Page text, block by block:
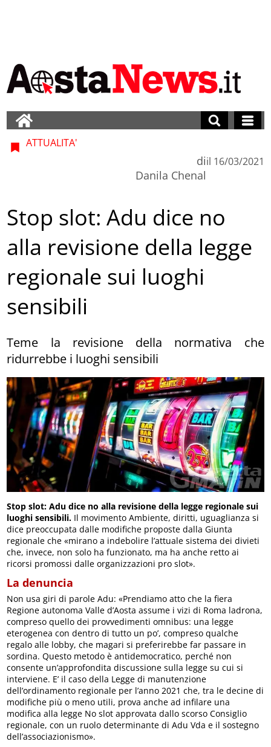
ATTUALITA'
di
Danila Chenal
il 16/03/2021
Stop slot: Adu dice no
alla revisione della legge
regionale sui luoghi
sensibili
Teme la revisione della normativa che
ridurrebbe i luoghi sensibili
Stop slot: Adu dice no alla revisione della legge regionale sui
luoghi sensibili. Il movimento Ambiente, diritti, uguaglianza si
dice preoccupata dalle modifiche proposte dalla Giunta
regionale che «mirano a indebolire l’attuale sistema dei divieti
che, invece, non solo ha funzionato, ma ha anche retto ai
ricorsi promossi dalle organizzazioni pro slot».
La denuncia
Non usa giri di parole Adu: «Prendiamo atto che la fiera
Regione autonoma Valle d’Aosta assume i vizi di Roma ladrona,
compreso quello dei provvedimenti omnibus: una legge
eterogenea con dentro di tutto un po’, compreso qualche
regalo alle lobby, che magari si preferirebbe far passare in
sordina. Questo metodo è antidemocratico, perché non
consente un’approfondita discussione sulla legge su cui si
interviene. E’ il caso della Legge di manutenzione
dell’ordinamento regionale per l’anno 2021 che, tra le decine di
modifiche più o meno utili, prova anche ad infilare una
modifica alla legge No slot approvata dallo scorso Consiglio
regionale, con un ruolo determinante di Adu Vda e il sostegno
dell’associazionismo».